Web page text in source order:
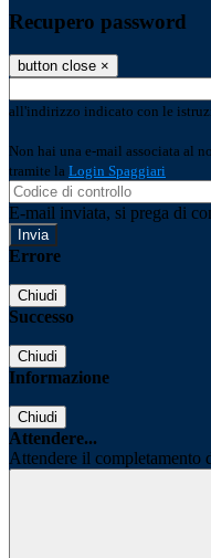
Recupero password
button close ×
all'indirizzo indicato con le
Non hai una e-mail associata al
tramite la Login Spaggiari
E-mail inviata, si prega di
Errore
Chiudi
Successo
Chiudi
Informazione
Chiudi
Attendere...
Attendere il completamento